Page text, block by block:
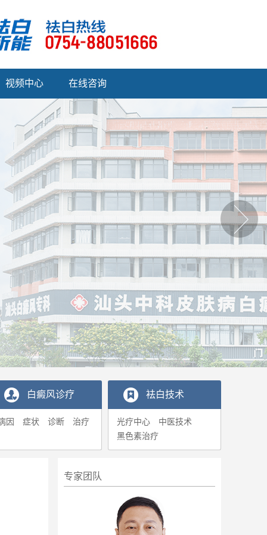
视频中心 在线咨询
白癜风诊疗
因 症状 诊断 治疗
袪白技术
光疗中心
中医技术
黑色素治疗
专家团队